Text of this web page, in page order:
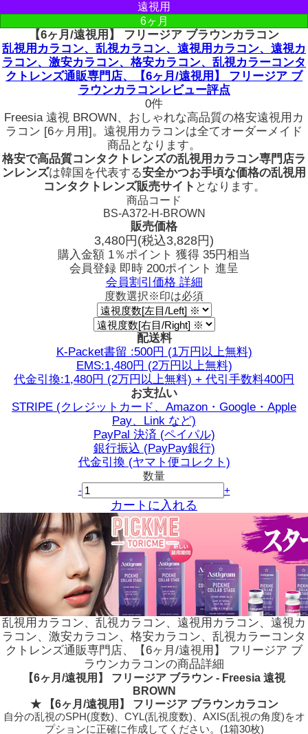
遠視用
6ヶ月
【6ヶ月/遠視用】 フリージア ブラウンカラコン
乱視用カラコン、乱視カラコン、遠視用カラコン、遠視カ
ラコン、激安カラコン、格安カラコン、乱視カラーコンタ
クトレンズ通販専門店、【6ヶ月/遠視用】 フリージア ブ
ラウンカラコンレビュー評点
0件
Freesia 遠視 BROWN、おしゃれな高品質の格安遠視用カ
ラコン [6ヶ月用]。遠視用カラコンは全てオーダーメイド
商品となります。
格安で高品質コンタクトレンズの乱視用カラコン専門店ラ
ンレンズは韓国を代表する安全かつお手頃な価格の乱視用
コンタクトレンズ販売サイト となります。
商品コード
BS-A372-H-BROWN
販売価格
3,480円 (税込3,828円)
購入金額 1％ポイント 獲得 35円相当
会員登録 即時 200ポイント 進呈
会員割引価格 詳細
度数選択※印は必須
配送料
K-Packet書留 :500円 (1万円以上無料)
EMS:1,480円 (2万円以上無料)
代金引換:1,480円 (2万円以上無料) + 代引手数料400円
お支払い
STRIPE (クレジットカード、Amazon・Google・Apple
Pay、Link など)
PayPal 決済 (ペイパル)
銀行振込 (PayPay銀行)
代金引換 (ヤマト便コレクト)
数量
-
+
カートに入れる
乱視用カラコン、乱視カラコン、遠視用カラコン、遠視カ
ラコン、激安カラコン、格安カラコン、乱視カラーコンタ
クトレンズ通販専門店、【6ヶ月/遠視用】 フリージア ブ
ラウンカラコンの商品詳細
【6ヶ月/遠視用】 フリージア ブラウン - Freesia 遠視
BROWN
★ 【6ヶ月/遠視用】 フリージア ブラウンカラコン
自分の乱視のSPH(度数)、CYL(乱視度数)、AXIS(乱視の角度)をオ
プションに正確に作成してください。(1箱30枚)